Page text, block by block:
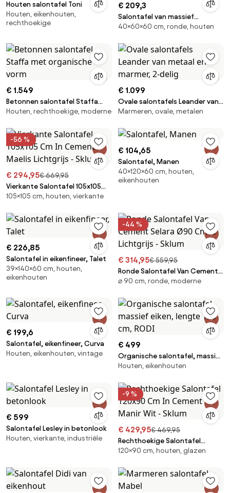
Houten salontafel Toni
Houten, eikenhouten,
rechthoekige
€ 209,3
Salontafel van massief
eikenhout, MONCEAU
40×60×60 cm, ronde, houten
€ 1.549
Betonnen salontafel Staffa
met organische vorm
Houten, rechthoekige, moderne
€ 1.099
Ovale salontafels Leander van
metaal en marmer, 2-delig
Marmeren, ovale, metalen
-56 %
€ 294,95€ 669,95
Vierkante Salontafel 105x105
Cm In Cement Maelis Lichtgrijs
105×105 cm, houten, vierkante
€ 104,65
Salontafel, Manen
40×120×60 cm, houten,
eikenhouten
€ 226,85
Salontafel in eikenfineer, Talet
39×140×60 cm, houten,
eikenhouten
-44 %
€ 314,95€ 559,95
Ronde Salontafel Van Cement
Selara Ø90 Cm & Lichtgrijs -
⌀ 90 cm, ronde, moderne
€ 199,6
Salontafel, eikenfineer, Curva
Houten, eikenhouten, vintage
€ 499
Organische salontafel, massief
eiken, lengte 120 cm, RODI
Houten, eikenhouten
€ 599
Salontafel Lesley in betonlook
Houten, vierkante, industriële
-9 %
€ 429,95€ 469,95
Rechthoekige Salontafel
120x90 Cm In Cement Manir
120×90 cm, houten, glazen